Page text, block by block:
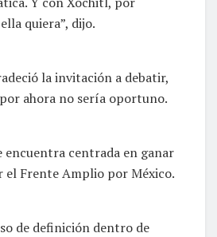
quiera”, dijo.
la invitación a debatir,
ahora no sería oportuno.
encuentra centrada en ganar
el Frente Amplio por México.
de definición dentro de